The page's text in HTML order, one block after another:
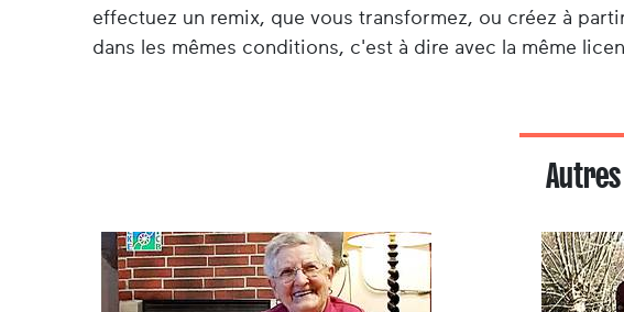
effectuez un remix, que vous transformez, ou créez à
dans les mêmes conditions, c'est à dire avec la même